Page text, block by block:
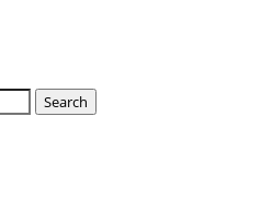
Search